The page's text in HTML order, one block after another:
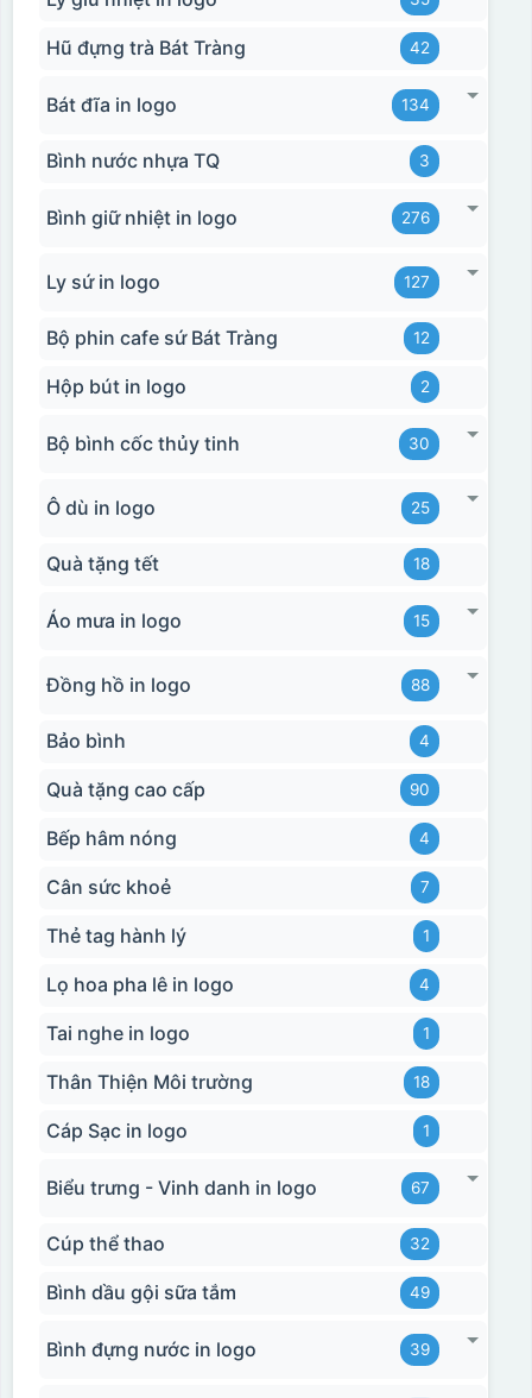
Hũ đựng trà Bát Tràng 42
Bát đĩa in logo 134
Bình nước nhựa TQ 3
Bình giữ nhiệt in logo 276
Ly sứ in logo 127
Bộ phin cafe sứ Bát Tràng 12
Hộp bút in logo 2
Bộ bình cốc thủy tinh 30
Ô dù in logo 25
Quà tặng tết 18
Áo mưa in logo 15
Đồng hồ in logo 88
Bảo bình 4
Quà tặng cao cấp 90
Bếp hâm nóng 4
Cân sức khoẻ 7
Thẻ tag hành lý 1
Lọ hoa pha lê in logo 4
Tai nghe in logo 1
Thân Thiện Môi trường 18
Cáp Sạc in logo 1
Biểu trưng - Vinh danh in logo 67
Cúp thể thao 32
Bình dầu gội sữa tắm 49
Bình đựng nước in logo 39